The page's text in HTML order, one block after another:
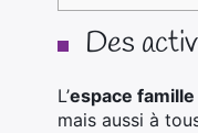
Des
L’espace
mais aussi à